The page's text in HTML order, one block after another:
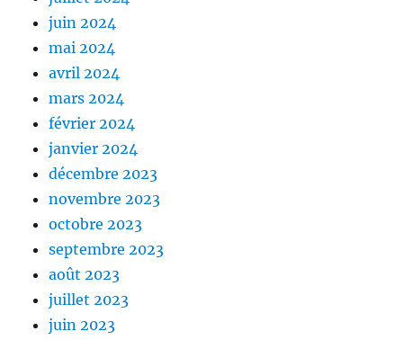
juin 2024
mai 2024
avril 2024
mars 2024
février 2024
janvier 2024
décembre 2023
novembre 2023
octobre 2023
septembre 2023
août 2023
juillet 2023
juin 2023